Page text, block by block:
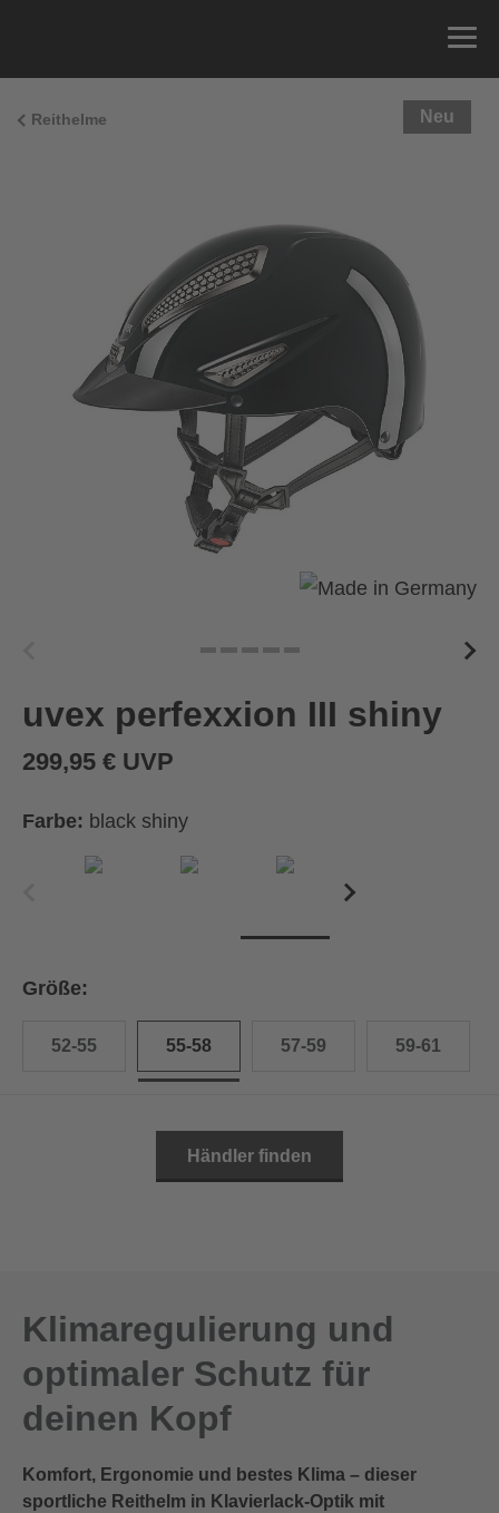
Reithelme Neu
uvex perfexxion III shiny
299,95 € UVP
Farbe: black shiny
Größe:
52-55 55-58 57-59 59-61
Händler finden
Klimaregulierung und
optimaler Schutz für
deinen Kopf
Komfort, Ergonomie und bestes Klima – dieser
sportliche Reithelm in Klavierlack-Optik mit